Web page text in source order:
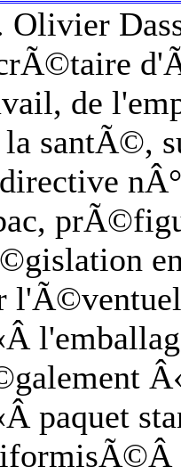
Olivier
de
la santÃ©,
paquet